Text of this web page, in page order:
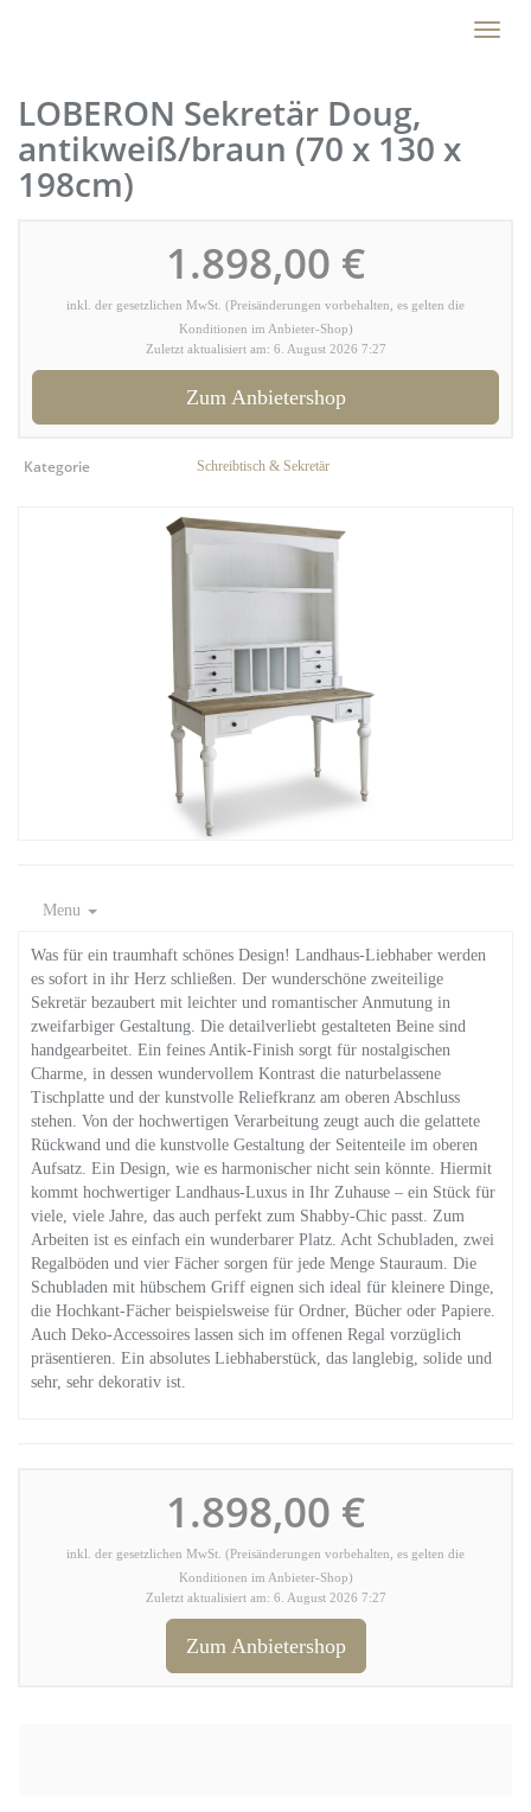
Toggle
LOBERON Sekretär Doug,
antikweiß/braun (70 x 130 x
198cm)
1.898,00 €
inkl. der gesetzlichen MwSt. (Preisänderungen vorbehalten, es gelten die
Konditionen im Anbieter-Shop)
Zuletzt aktualisiert am: 6. August 2026 7:27
Zum Anbietershop
Kategorie Schreibtisch & Sekretär
Menu
Was für ein traumhaft schönes Design! Landhaus-Liebhaber werden
es sofort in ihr Herz schließen. Der wunderschöne zweiteilige
Sekretär bezaubert mit leichter und romantischer Anmutung in
zweifarbiger Gestaltung. Die detailverliebt gestalteten Beine sind
handgearbeitet. Ein feines Antik-Finish sorgt für nostalgischen
Charme, in dessen wundervollem Kontrast die naturbelassene
Tischplatte und der kunstvolle Reliefkranz am oberen Abschluss
stehen. Von der hochwertigen Verarbeitung zeugt auch die gelattete
Rückwand und die kunstvolle Gestaltung der Seitenteile im oberen
Aufsatz. Ein Design, wie es harmonischer nicht sein könnte. Hiermit
kommt hochwertiger Landhaus-Luxus in Ihr Zuhause – ein Stück für
viele, viele Jahre, das auch perfekt zum Shabby-Chic passt. Zum
Arbeiten ist es einfach ein wunderbarer Platz. Acht Schubladen, zwei
Regalböden und vier Fächer sorgen für jede Menge Stauraum. Die
Schubladen mit hübschem Griff eignen sich ideal für kleinere Dinge,
die Hochkant-Fächer beispielsweise für Ordner, Bücher oder Papiere.
Auch Deko-Accessoires lassen sich im offenen Regal vorzüglich
präsentieren. Ein absolutes Liebhaberstück, das langlebig, solide und
sehr, sehr dekorativ ist.
1.898,00 €
inkl. der gesetzlichen MwSt. (Preisänderungen vorbehalten, es gelten die
Konditionen im Anbieter-Shop)
Zuletzt aktualisiert am: 6. August 2026 7:27
Zum Anbietershop